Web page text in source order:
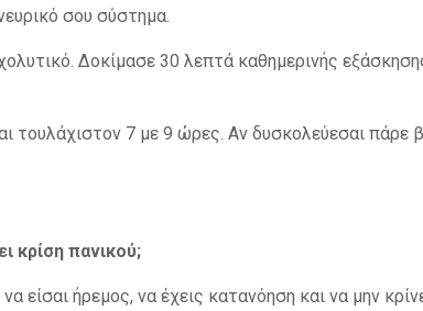
σου σύστημα.
Δοκίμασε 30 λεπτά καθημερινής
τουλάχιστον 7 με 9 ώρες. Αν δυσκολεύεσαι πάρε
κρίση πανικού;
είσαι ήρεμος, να έχεις κατανόηση και να μην